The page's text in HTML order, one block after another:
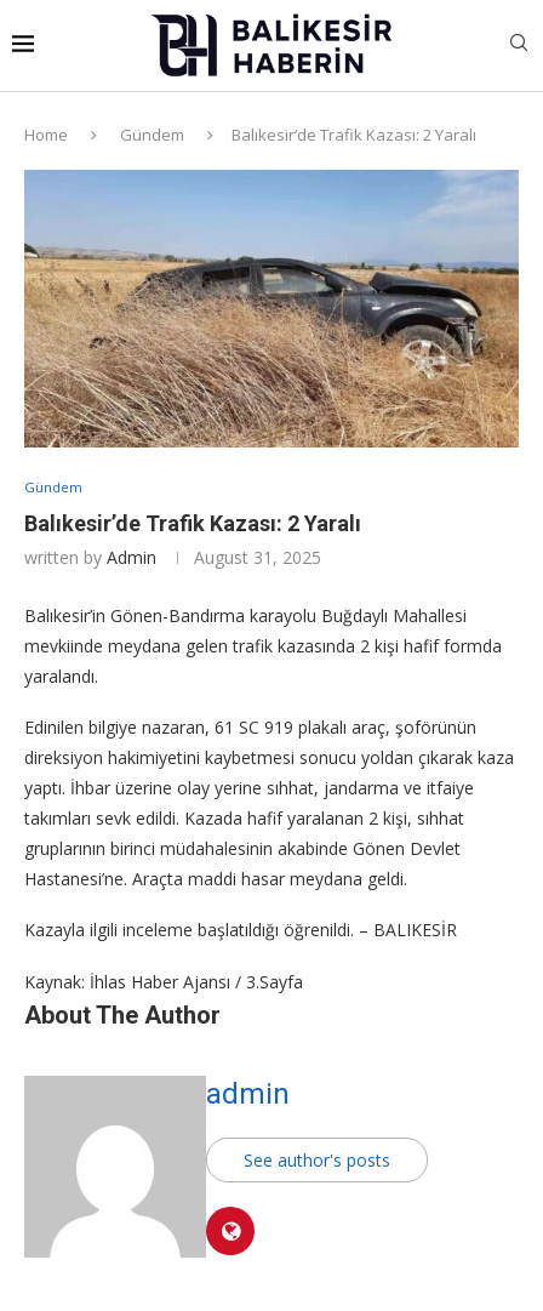
Home Gündem Balıkesir’de Trafik Kazası: 2 Yaralı
Gündem
Balıkesir’de Trafik Kazası: 2 Yaralı
written by Admin August 31, 2025
Balıkesir’in Gönen-Bandırma karayolu Buğdaylı Mahallesi
mevkiinde meydana gelen trafik kazasında 2 kişi hafif formda
yaralandı.
Edinilen bilgiye nazaran, 61 SC 919 plakalı araç, şoförünün
direksiyon hakimiyetini kaybetmesi sonucu yoldan çıkarak kaza
yaptı. İhbar üzerine olay yerine sıhhat, jandarma ve itfaiye
takımları sevk edildi. Kazada hafif yaralanan 2 kişi, sıhhat
gruplarının birinci müdahalesinin akabinde Gönen Devlet
Hastanesi’ne. Araçta maddi hasar meydana geldi.
Kazayla ilgili inceleme başlatıldığı öğrenildi. – BALIKESİR
Kaynak: İhlas Haber Ajansı / 3.Sayfa
About The Author
admin
See author's posts